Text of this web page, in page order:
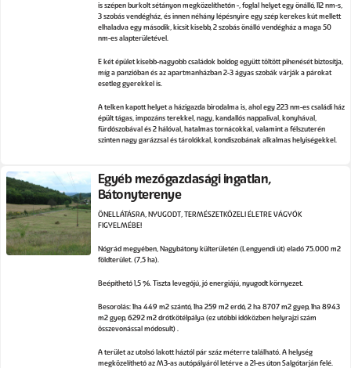
is szépen burkolt sétányon megközelíthetőn -, foglal helyet egy önálló, 112 nm-s,
3 szobás vendégház, és innen néhány lépésnyire egy szép kerekes kút mellett
elhaladva egy második, kicsit kisebb, 2 szobás önálló vendégház a maga 50
nm-es alapterületével.
E két épület kisebb-nagyobb családok boldog együtt töltött pihenését biztosítja,
míg a panzióban és az apartmanházban 2-3 ágyas szobák várják a párokat
esetleg gyerekkel is.
A telken kapott helyet a házigazda birodalma is, ahol egy 223 nm-es családi ház
épült tágas, impozáns terekkel, nagy, kandallós nappalival, konyhával,
fürdőszobával és 2 hálóval, hatalmas tornácokkal, valamint a félszuterén
szinten nagy garázzsal és tárolókkal, kondiszobának alkalmas helyiségekkel.
Egyéb mezőgazdasági ingatlan,
Bátonyterenye
ÖNELLÁTÁSRA, NYUGODT, TERMÉSZETKÖZELI ÉLETRE VÁGYÓK
FIGYELMÉBE!
Nógrád megyében, Nagybátony külterületén (Lengyendi út) eladó 75.000 m2
földterület. (7,5 ha).
Beépíthető 1,5 %. Tiszta levegőjű, jó energiájú, nyugodt környezet.
Besorolás: 1ha 449 m2 szántó, 1ha 259 m2 erdő, 2 ha 8707 m2 gyep, 1ha 8943
m2 gyep, 6292 m2 drótkötélpálya (ez utóbbi időközben helyrajzi szám
összevonással módosult) .
A terület az utolsó lakott háztól pár száz méterre található. A helység
megközelíthető az M3-as autópályáról letérve a 21-es úton Salgótarján felé.